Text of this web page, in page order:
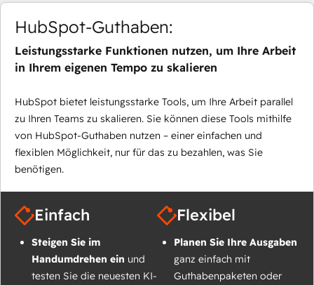
HubSpot-Guthaben:
Leistungsstarke Funktionen nutzen, um Ihre Arbeit
in Ihrem eigenen Tempo zu skalieren
HubSpot bietet leistungsstarke Tools, um Ihre Arbeit parallel
zu Ihren Teams zu skalieren. Sie können diese Tools mithilfe
von HubSpot-Guthaben nutzen – einer einfachen und
flexiblen Möglichkeit, nur für das zu bezahlen, was Sie
benötigen.
Einfach
Steigen Sie im
Handumdrehen ein und
testen Sie die neuesten KI-
Flexibel
Planen Sie Ihre Ausgaben
ganz einfach mit
Guthabenpaketen oder